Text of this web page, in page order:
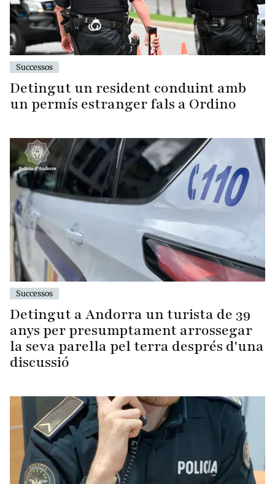
Successos
Detingut un resident conduint amb
un permís estranger fals a Ordino
Successos
Detingut a Andorra un turista de 39
anys per presumptament arrossegar
la seva parella pel terra després d'una
discussió